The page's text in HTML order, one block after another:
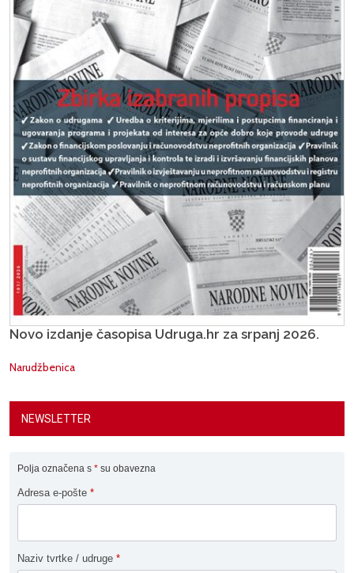
Novo izdanje časopisa Udruga.hr za srpanj 2026.
Narudžbenica
NEWSLETTER
Polja označena s * su obavezna
Adresa e-pošte *
Naziv tvrtke / udruge *